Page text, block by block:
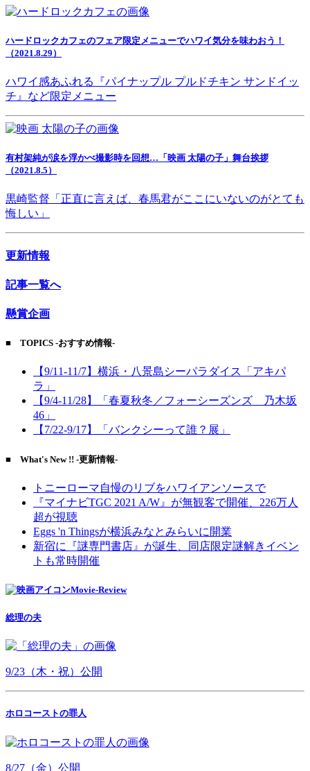
ハードロックカフェのフェア限定メニューでハワイ気分を味わおう！
（2021.8.29）
ハワイ感あふれる『パイナップル プルドチキン サンドイッ
チ』など限定メニュー
有村架純が涙を浮かべ撮影時を回想…「映画 太陽の子」舞台挨拶
（2021.8.5）
黒崎監督「正直に言えば、春馬君がここにいないのがとても
悔しい」
更新情報
記事一覧へ
懸賞企画
■ TOPICS -おすすめ情報-
【9/11-11/7】横浜・八景島シーパラダイス「アキパ
ラ」
【9/4-11/28】「春夏秋冬／フォーシーズンズ 乃木坂
46」
【7/22-9/17】「バンクシーって誰？展」
■ What's New !! -更新情報-
トニーローマ自慢のリブをハワイアンソースで
『マイナビTGC 2021 A/W』が無観客で開催、226万人
超が視聴
Eggs 'n Thingsが横浜みなとみらいに開業
新宿に『謎専門書店』が誕生、同店限定謎解きイベン
トも常時開催
Movie-Review
総理の夫
9/23（木・祝）公開
ホロコーストの罪人
8/27（金）公開